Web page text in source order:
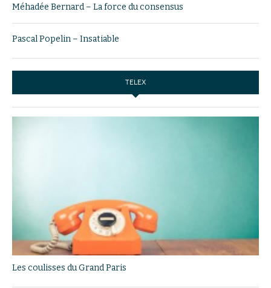
Méhadée Bernard – La force du consensus
Pascal Popelin – Insatiable
TELEX
Les coulisses du Grand Paris